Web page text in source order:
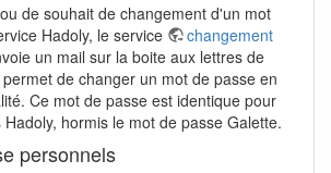
de souhait de changement d'un mot
Hadoly, le service
changement
un mail sur la boite aux lettres de
de changer un mot de passe en
Ce mot de passe est identique pour
hormis le mot de passe Galette.
personnels